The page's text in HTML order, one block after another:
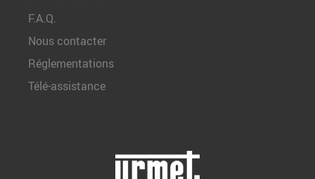
F.A.Q.
Nous contacter
Réglementations
Télé-assistance